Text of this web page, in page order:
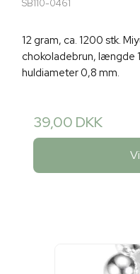
SB110-0461
12 gram, ca. 1200 stk.
chokoladebrun, længde
huldiameter 0,8 mm.
39,00 DKK